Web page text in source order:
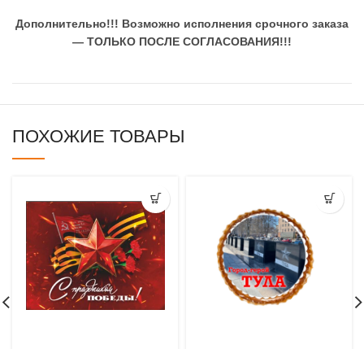
Дополнительно!!! Возможно исполнения срочного заказа
— ТОЛЬКО ПОСЛЕ СОГЛАСОВАНИЯ!!!
ПОХОЖИЕ ТОВАРЫ